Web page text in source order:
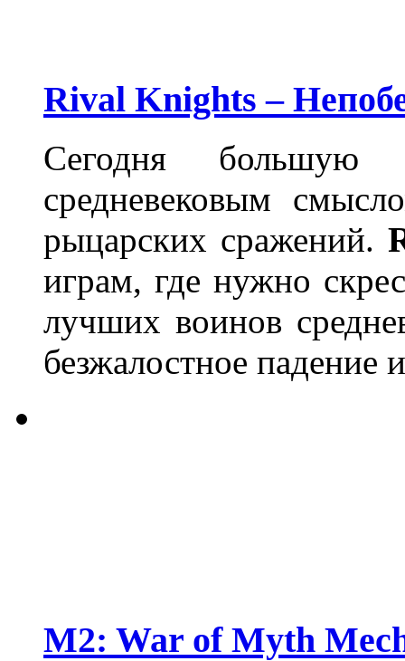
Rival Knights –
Сегодня большую
средневековым
рыцарских сражений.
играм, где нужно
лучших воинов
безжалостное падение
M2: War of Myth